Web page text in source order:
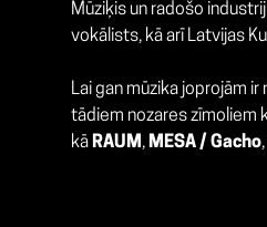
Mūziķis un radošo
vokālists, kā arī Latvijas
Lai gan mūzika joprojām
tādiem nozares zīmoliem
kā RAUM , MESA / Gacho,